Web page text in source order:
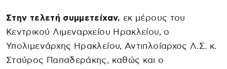
Στην τελετή συμμετείχαν, εκ μέρους του
Κεντρικού Λιμεναρχείου Ηρακλείου, ο
Υπολιμενάρχης Ηρακλείου, Αντιπλοίαρχος Λ.Σ. κ.
Σταύρος Παπαδεράκης, καθώς και ο